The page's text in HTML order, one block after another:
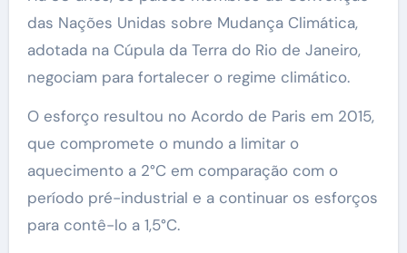
das Nações Unidas sobre Mudança Climática,
adotada na Cúpula da Terra do Rio de Janeiro,
negociam para fortalecer o regime climático.
O esforço resultou no Acordo de Paris em 2015,
que compromete o mundo a limitar o
aquecimento a 2°C em comparação com o
período pré-industrial e a continuar os esforços
para contê-lo a 1,5°C.